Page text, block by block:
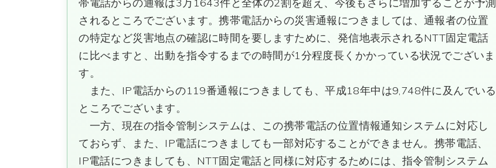
されるところでございます。携帯電話からの災害通報につきましては、通報者の位置
の特定など災害地点の確認に時間を要しますために、発信地表示されるNTT固定電話
に比べますと、出動を指令するまでの時間が1分程度長くかかっている状況でございま
す。
また、IP電話からの119番通報につきましても、平成18年中は9,748件に及んでいる
ところでございます。
一方、現在の指令管制システムは、この携帯電話の位置情報通知システムに対応し
ておらず、また、IP電話につきましても一部対応することができません。携帯電話、
IP電話につきましても、NTT固定電話と同様に対応するためには、指令管制システム